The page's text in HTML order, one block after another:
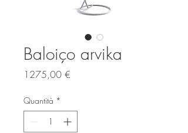
Baloiço arvika
1275,00 €
Quantità *